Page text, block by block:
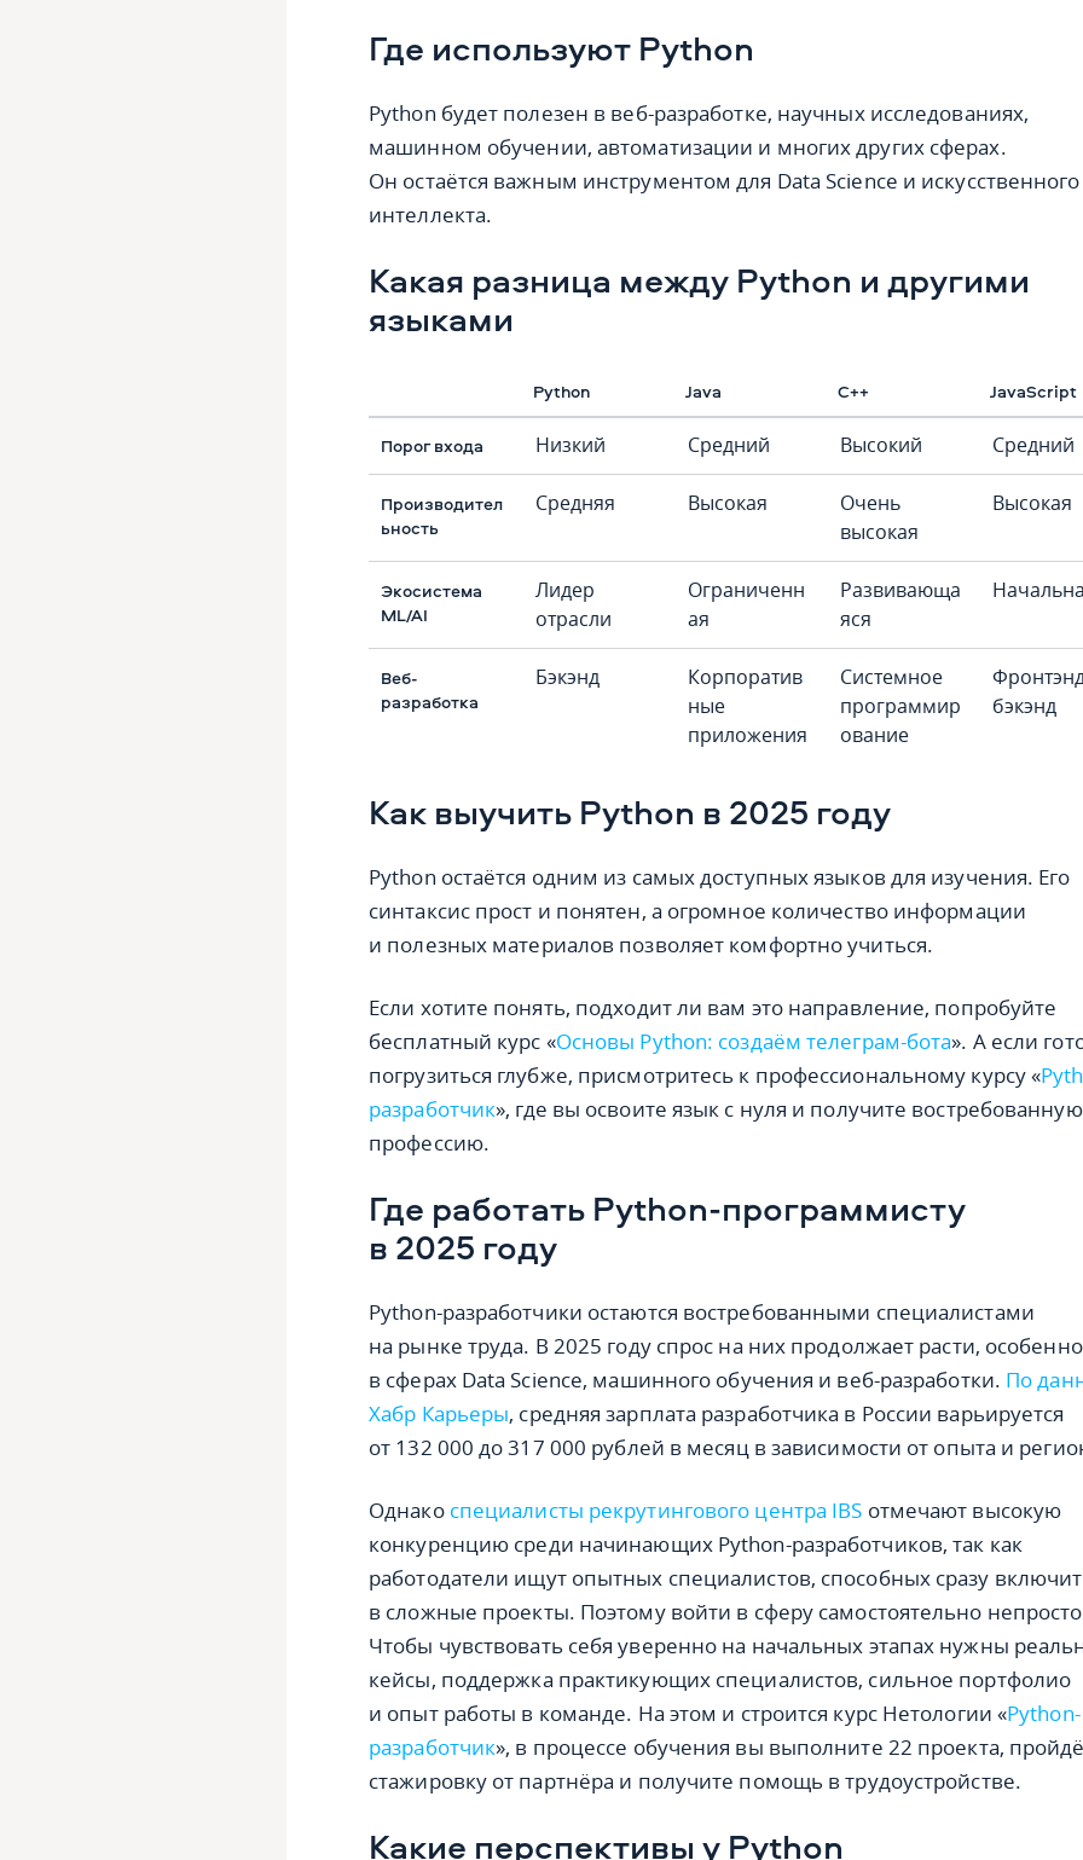
Где используют Python
Python будет полезен в веб-разработке, научных исследованиях,
машинном обучении, автоматизации и многих других сферах.
Он остаётся важным инструментом для Data Science и искусственного
интеллекта.
Какая разница между Python и другими
языками
Python Java C++ JavaScript
Порог входа Низкий Средний Высокий Средний
Производител
ьность
Средняя Высокая
Очень
высокая
Высокая
Экосистема
ML/AI
Лидер
отрасли
Ограниченн
ая
Развивающа
яся
Веб-
разработка
Бэкэнд
Корпоратив
ные
приложения
Системное
программир
ование
бэкэнд
Как выучить Python в 2025 году
Python остаётся одним из самых доступных языков для изучения. Его
синтаксис прост и понятен, а огромное количество информации
и полезных материалов позволяет комфортно учиться.
Если хотите понять, подходит ли вам это направление, попробуйте
бесплатный курс «Основы Python: создаём телеграм-бота». А если
погрузиться глубже, присмотритесь к профессиональному курсу «
разработчик», где вы освоите язык с нуля и получите востребованную
профессию.
Где работать Python-программисту
в 2025 году
Python-разработчики остаются востребованными специалистами
на рынке труда. В 2025 году спрос на них продолжает расти, особенно
в сферах Data Science, машинного обучения и веб-разработки. По
Хабр Карьеры, средняя зарплата разработчика в России варьируется
от 132 000 до 317 000 рублей в месяц в зависимости от опыта и
Однако специалисты рекрутингового центра IBS отмечают высокую
конкуренцию среди начинающих Python-разработчиков, так как
работодатели ищут опытных специалистов, способных сразу
в сложные проекты. Поэтому войти в сферу самостоятельно
Чтобы чувствовать себя уверенно на начальных этапах нужны
кейсы, поддержка практикующих специалистов, сильное портфолио
и опыт работы в команде. На этом и строится курс Нетологии «Python-
разработчик», в процессе обучения вы выполните 22 проекта,
стажировку от партнёра и получите помощь в трудоустройстве.
Какие перспективы у Python